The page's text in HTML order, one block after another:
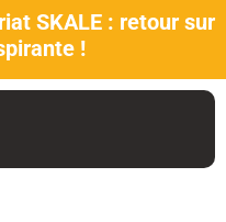
SKALE : retour sur
!